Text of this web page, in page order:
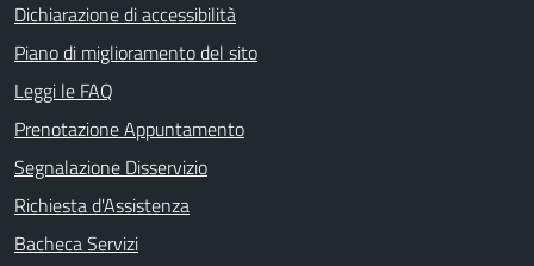
Dichiarazione di accessibilità
Piano di miglioramento del sito
Leggi le FAQ
Prenotazione Appuntamento
Segnalazione Disservizio
Richiesta d'Assistenza
Bacheca Servizi